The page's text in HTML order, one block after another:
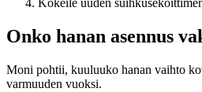
Kokeile uuden
Onko hanan asennus
Moni pohtii, kuuluuko hanan vaihto
varmuuden vuoksi.